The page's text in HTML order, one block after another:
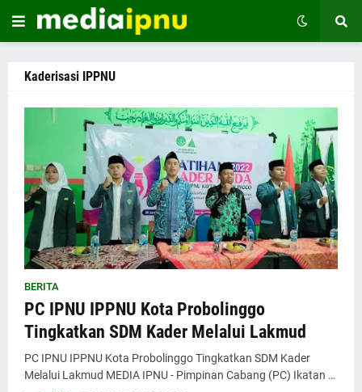
Kaderisasi IPPNU
BERITA
PC IPNU IPPNU Kota Probolinggo
Tingkatkan SDM Kader Melalui Lakmud
PC IPNU IPPNU Kota Probolinggo Tingkatkan SDM Kader
Melalui Lakmud MEDIA IPNU - Pimpinan Cabang (PC) Ikatan …